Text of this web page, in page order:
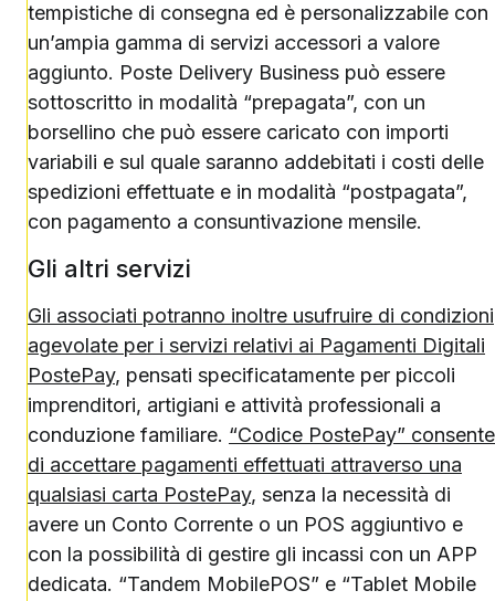
tempistiche di consegna ed è personalizzabile con
un’ampia gamma di servizi accessori a valore
aggiunto. Poste Delivery Business può essere
sottoscritto in modalità “prepagata”, con un
borsellino che può essere caricato con importi
variabili e sul quale saranno addebitati i costi delle
spedizioni effettuate e in modalità “postpagata”,
con pagamento a consuntivazione mensile.
Gli altri servizi
Gli associati potranno inoltre usufruire di condizioni
agevolate per i servizi relativi ai Pagamenti Digitali
PostePay, pensati specificatamente per piccoli
imprenditori, artigiani e attività professionali a
conduzione familiare. “Codice PostePay” consente
di accettare pagamenti effettuati attraverso una
qualsiasi carta PostePay, senza la necessità di
avere un Conto Corrente o un POS aggiuntivo e
con la possibilità di gestire gli incassi con un APP
dedicata. “Tandem MobilePOS” e “Tablet Mobile